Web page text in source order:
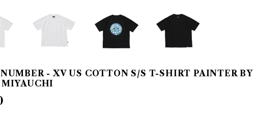
- XV US COTTON S/S T-SHIRT PAINTER BY
MIYAUCHI